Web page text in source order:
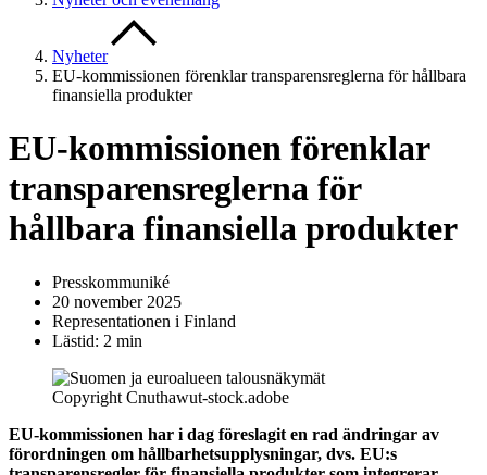
Nyheter
EU-kommissionen förenklar transparensreglerna för hållbara
finansiella produkter
EU-kommissionen förenklar
transparensreglerna för
hållbara finansiella produkter
Presskommuniké
20 november 2025
Representationen i Finland
Lästid: 2 min
Copyright Cnuthawut-stock.adobe
EU-kommissionen har i dag föreslagit en rad ändringar av
förordningen om hållbarhetsupplysningar, dvs. EU:s